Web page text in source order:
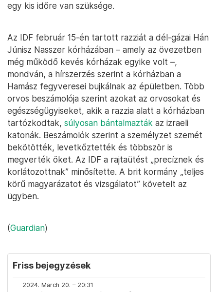
egy kis időre van szüksége.
Az IDF február 15-én tartott razziát a dél-gázai Hán
Júnisz Nasszer kórházában – amely az övezetben
még működő kevés kórházak egyike volt –,
mondván, a hírszerzés szerint a kórházban a
Hamász fegyveresei bujkálnak az épületben. Több
orvos beszámolója szerint azokat az orvosokat és
egészségügyiseket, akik a razzia alatt a kórházban
tartózkodtak, súlyosan bántalmazták az izraeli
katonák. Beszámolók szerint a személyzet szemét
bekötötték, levetkőztették és többször is
megverték őket. Az IDF a rajtaütést „precíznek és
korlátozottnak” minősítette. A brit kormány „teljes
körű magyarázatot és vizsgálatot” követelt az
ügyben.
(Guardian)
Friss bejegyzések
2024. March 20. – 20:31